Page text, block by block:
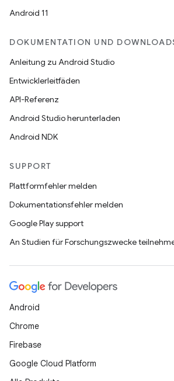
Android 11
DOKUMENTATION UND
Anleitung zu Android Studio
Entwicklerleitfäden
API-Referenz
Android Studio herunterladen
Android NDK
SUPPORT
Plattformfehler melden
Dokumentationsfehler melden
Google Play support
An Studien für Forschungszwecke
Android
Chrome
Firebase
Google Cloud Platform